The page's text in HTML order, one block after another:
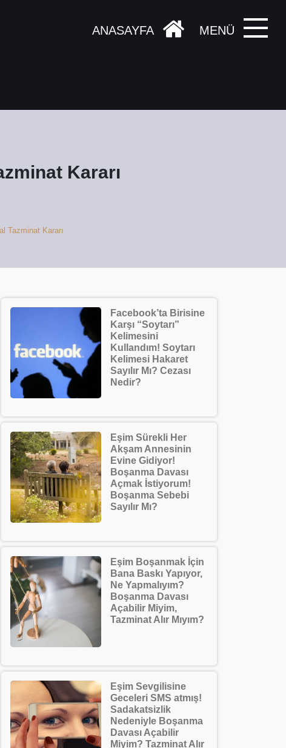
MENÜ
ANASAYFA
Kararı
Tazminat Kararı
Facebook’ta Birisine
Karşı “Soytarı”
Kelimesini
Kullandım! Soytarı
Kelimesi Hakaret
Sayılır Mı? Cezası
Nedir?
Eşim Sürekli Her
Akşam Annesinin
Evine Gidiyor!
Boşanma Davası
Açmak İstiyorum!
Boşanma Sebebi
Sayılır Mı?
Eşim Boşanmak İçin
Bana Baskı Yapıyor,
Ne Yapmalıyım?
Boşanma Davası
Açabilir Miyim,
Tazminat Alır Mıyım?
Eşim Sevgilisine
Geceleri SMS atmış!
Sadakatsizlik
Nedeniyle Boşanma
Davası Açabilir
Miyim? Tazminat Alır